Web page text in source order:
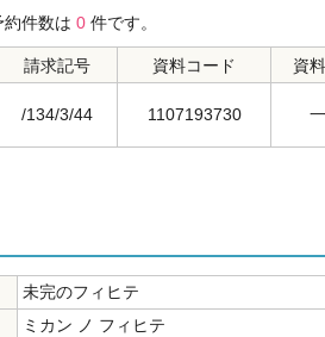
件数は 0 件です。
請求記号 資料コード 資
/134/3/44 1107193730
未完のフィヒテ
ミカン ノ フィヒテ